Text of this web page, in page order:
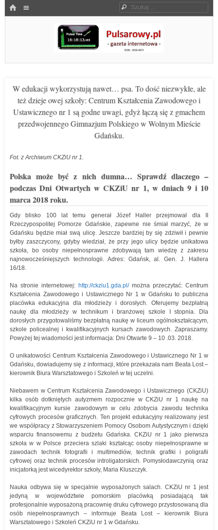
HOME Szukaj
Pulsarowy.pl
W edukacji wykorzystują nawet… psa. To dość niezwykłe, ale
też dzieje owej szkoły: Centrum Kształcenia Zawodowego i
Ustawicznego nr 1 są godne uwagi, gdyż łączą się z gmachem
przedwojennego Gimnazjum Polskiego w Wolnym Mieście
Gdańsku.
Fot. z Archiwum CKZiU nr 1.
Polska może być z nich dumna… Sprawdź dlaczego –
podczas Dni Otwartych w CKZiU nr 1, w dniach 9 i 10
marca 2018 roku.
Gdy blisko 100 lat temu generał Józef Haller przejmował dla II
Rzeczypospolitej Pomorze Gdańskie, zapewne nie śmiał marzyć, że w
Gdańsku będzie miał swą ulicę. Jeszcze bardziej by się zdziwił i pewnie
byłby zaszczycony, gdyby wiedział, że przy jego ulicy będzie unikatowa
szkoła, bo osoby niepełnosprawne zdobywają tam wiedzę z zakresu
najnowocześniejszych technologii. Adres: Gdańsk, al. Gen. J. Hallera
16/18.
Na stronie internetowej: http://ckziu1.gda.pl/można przeczytać: Centrum
Kształcenia Zawodowego i Ustawicznego Nr 1 w Gdańsku to publiczna
placówka edukacyjna dla młodzieży i dorosłych. Oferujemy bezpłatną
naukę dla młodzieży w technikum i branżowej szkole I stopnia. Dla
dorosłych przygotowaliśmy bezpłatną naukę w liceum ogólnokształcącym,
szkole policealnej i kwalifikacyjnych kursach zawodowych. Zapraszamy.
Powyżej tej wiadomości jest informacja: Dni Otwarte 9 – 10 .03. 2018.
O unikatowości Centrum Kształcenia Zawodowego i Ustawicznego Nr 1 w
Gdańsku, dowiadujemy się z informacji, które przekazała nam Beata Lost –
kierownik Biura Warsztatowego i Szkoleń w tej uczelni.
Niebawem w Centrum Kształcenia Zawodowego i Ustawicznego (CKZiU)
kilka osób dotkniętych autyzmem rozpocznie w CKZiU nr 1 naukę na
kwalifikacyjnym kursie zawodowym w celu zdobycia zawodu technika
cyfrowych procesów graficznych. Ten projekt edukacyjny realizowany jest
we współpracy z Stowarzyszeniem Pomocy Osobom Autystycznym i dzięki
wsparciu finansowemu z budżetu Gdańska. CKZiU nr 1 jako pierwsza
szkoła w w Polsce przeciera szlaki kształcąc osoby niepełnosprawne w
zawodach technik fotografii i multimediów, technik grafiki i poligrafii
cyfrowej oraz technik procesów introligatorskich. Pomysłodawczynią oraz
inicjatorką jest wicedyrektor szkoły, Maria Kluszczyk.
Nauka odbywa się w specjalnie wyposażonych salach. CKZiU nr 1 jest
jedyną w województwie pomorskim placówką posiadającą tak
profesjonalnie wyposażoną pracownię druku cyfrowego przystosowaną dla
osób niepełnosprawnych – informuje Beata Lost – kierownik Biura
Warsztatowego i Szkoleń CKZiU nr 1 w Gdańsku.